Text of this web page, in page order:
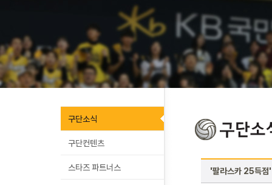
구단소식
구단컨텐츠
스타즈 파트너스 '팔라스카 25득점